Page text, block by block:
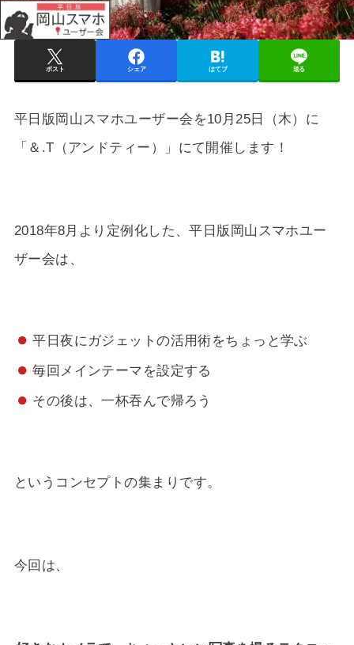
ポスト シェア はてブ 送る
平日版岡山スマホユーザー会を10月25日（木）に
「＆.T（アンドティー）」にて開催します！
2018年8月より定例化した、平日版岡山スマホユー
ザー会は、
平日夜にガジェットの活用術をちょっと学ぶ
毎回メインテーマを設定する
その後は、一杯吞んで帰ろう
というコンセプトの集まりです。
今回は、